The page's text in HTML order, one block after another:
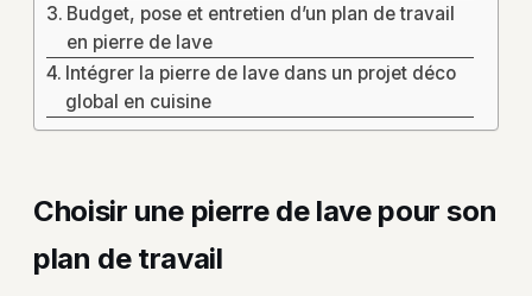
Budget, pose et entretien d’un plan de travail
en pierre de lave
Intégrer la pierre de lave dans un projet déco
global en cuisine
Choisir une pierre de lave pour son
plan de travail